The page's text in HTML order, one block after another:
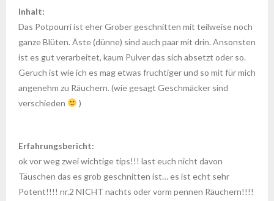
Inhalt:
Das Potpourri ist eher Grober geschnitten mit teilweise noch
ganze Blüten. Äste (dünne) sind auch paar mit drin. Ansonsten
ist es gut verarbeitet, kaum Pulver das sich absetzt oder so.
Geruch ist wie ich es mag etwas fruchtiger und so mit für mich
angenehm zu Räuchern. (wie gesagt Geschmäcker sind
verschieden
)
Erfahrungsbericht:
ok vor weg zwei wichtige tips!!! last euch nicht davon
Täuschen das es grob geschnitten ist… es ist echt sehr
Potent!!!! nr.2 NICHT nachts oder vorm pennen Räuchern!!!!